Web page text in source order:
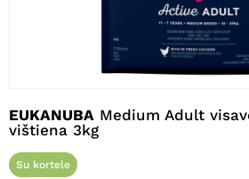
EUKANUBA Medium Adult
vištiena 3kg
Su kortele
Pavadinimas